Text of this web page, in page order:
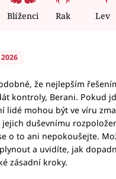
Blíženci Rak Lev
že nejlepším
kontroly, Berani. Pokud
lidé mohou být ve víru
duševnímu
o to ani nepokoušejte.
a uvidíte, jak
zásadní kroky.